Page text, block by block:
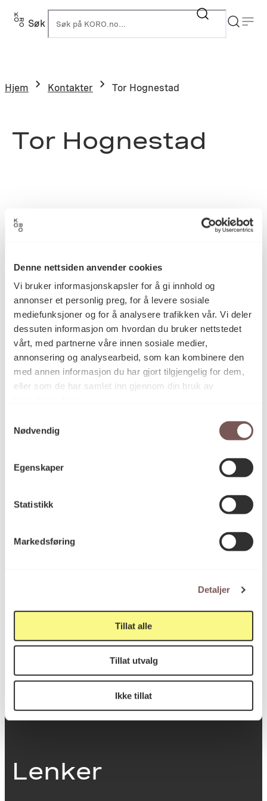
Denne nettsiden anvender cookies
Vi bruker informasjonskapsler for å gi innhold og
annonser et personlig preg, for å levere sosiale
mediefunksjoner og for å analysere trafikken vår. Vi deler
dessuten informasjon om hvordan du bruker nettstedet
vårt, med partnerne våre innen sosiale medier,
annonsering og analysearbeid, som kan kombinere den
med annen informasjon du har gjort tilgjengelig for dem,
eller som de har samlet inn gjennom din bruk av
Nødvendig
Egenskaper
Statistikk
Markedsføring
Detaljer
Tillat alle
Tillat utvalg
Ikke tillat
Søk
Hjem Kontakter Tor Hognestad
Tor Hognestad
Postadresse
Postboks 6994
St. Olavs plass
0130 Oslo
post@koro.no
Besøksadresse
Victoria Terrasse 11
0251 Oslo
Viktig info
Utbetaling og fakturering
Om opphavsrett
Dokumentasjonsskjema
Last ned logo
Lenker